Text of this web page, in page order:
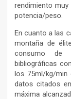
rendimiento
potencia/peso.
En cuanto a las
montaña de
consumo de
bibliográficas
los 75ml/kg/min
datos citados
máxima